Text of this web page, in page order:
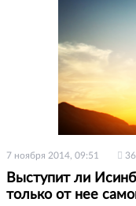
7 ноября 2014, 09:51
Выступит ли
только от нее